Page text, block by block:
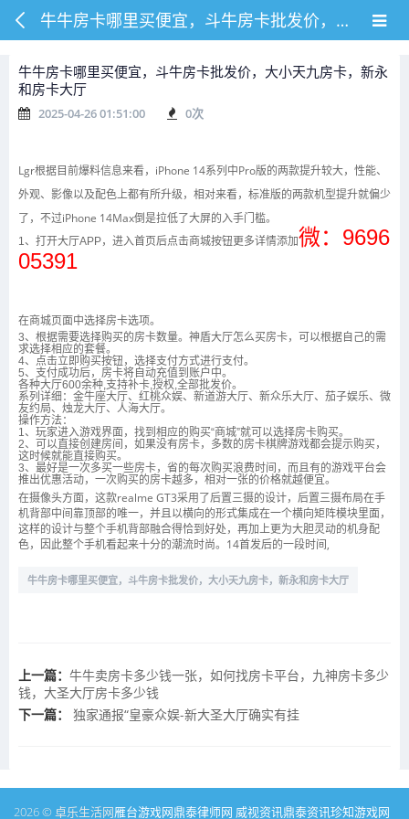
牛牛房卡哪里买便宜，斗牛房卡批发价，大小天九房卡，新永和房卡大厅
牛牛房卡哪里买便宜，斗牛房卡批发价，大小天九房卡，新永
和房卡大厅
2025-04-26 01:51:00 0次
Lgr根据目前爆料信息来看，iPhone 14系列中Pro版的两款提升较大，性能、
外观、影像以及配色上都有所升级，相对来看，标准版的两款机型提升就偏少
了，不过iPhone 14Max倒是拉低了大屏的入手门槛。
1、打开大厅APP，进入首页后点击商城按钮 更多详情添加微：9696
05391
在商城页面中选择房卡选项。
3、根据需要选择购买的房卡数量。神盾大厅怎么买房卡，可以根据自己的需
求选择相应的套餐。
4、点击立即购买按钮，选择支付方式进行支付。
5、支付成功后，房卡将自动充值到账户中。
各种大厅600余种,支持补卡,授权,全部批发价。
系列详细：金牛座大厅、红桃众娱、新道游大厅、新众乐大厅、茄子娱乐、微
友约局、烛龙大厅、人海大厅。
操作方法：
1、玩家进入游戏界面，找到相应的购买“商城”就可以选择房卡购买。
2、可以直接创建房间，如果没有房卡，多数的房卡棋牌游戏都会提示购买，
这时候就能直接购买。
3、最好是一次多买一些房卡，省的每次购买浪费时间，而且有的游戏平台会
推出优惠活动，一次购买的房卡越多，相对一张的价格就越便宜。
在摄像头方面，这款realme GT3采用了后置三摄的设计，后置三摄布局在手
机背部中间靠顶部的唯一，并且以横向的形式集成在一个横向矩阵模块里面，
这样的设计与整个手机背部融合得恰到好处，再加上更为大胆灵动的机身配
色，因此整个手机看起来十分的潮流时尚。14首发后的一段时间,
牛牛房卡哪里买便宜，斗牛房卡批发价，大小天九房卡，新永和房卡大厅
上一篇： 牛牛卖房卡多少钱一张，如何找房卡平台，九神房卡多少
钱，大圣大厅房卡多少钱
下一篇：
独家通报“皇豪众娱-新大圣大厅确实有挂
2026 © 卓乐生活网雁台游戏网鼎泰律师网 威视资讯鼎泰资讯珍知游戏网